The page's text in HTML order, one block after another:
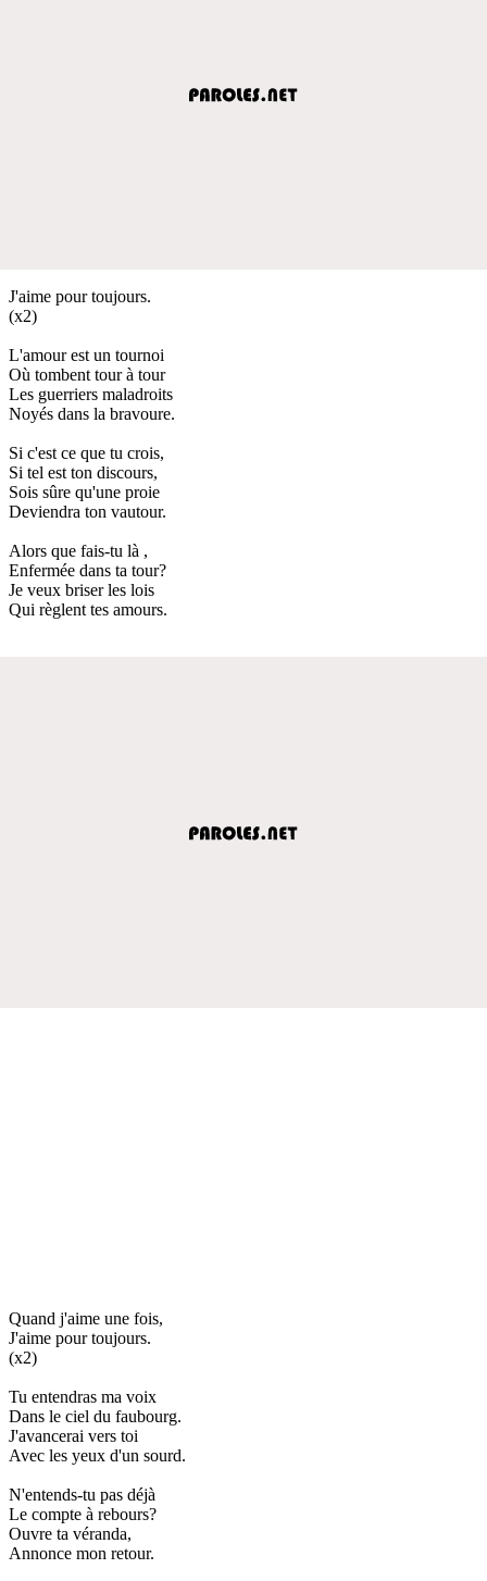
J'aime pour toujours.
(x2)
L'amour est un tournoi
Où tombent tour à tour
Les guerriers maladroits
Noyés dans la bravoure.
Si c'est ce que tu crois,
Si tel est ton discours,
Sois sûre qu'une proie
Deviendra ton vautour.
Alors que fais-tu là ,
Enfermée dans ta tour?
Je veux briser les lois
Qui règlent tes amours.
Quand j'aime une fois,
J'aime pour toujours.
(x2)
Tu entendras ma voix
Dans le ciel du faubourg.
J'avancerai vers toi
Avec les yeux d'un sourd.
N'entends-tu pas déjà
Le compte à rebours?
Ouvre ta véranda,
Annonce mon retour.